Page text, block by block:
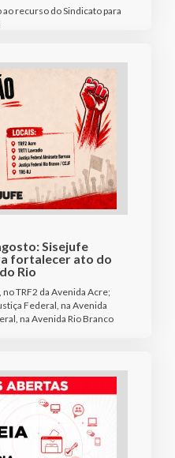
recurso do Sindicato para
Sisejufe
fortalecer ato do
Rio
TRF2 da Avenida Acre;
Federal, na Avenida
na Avenida Rio Branco